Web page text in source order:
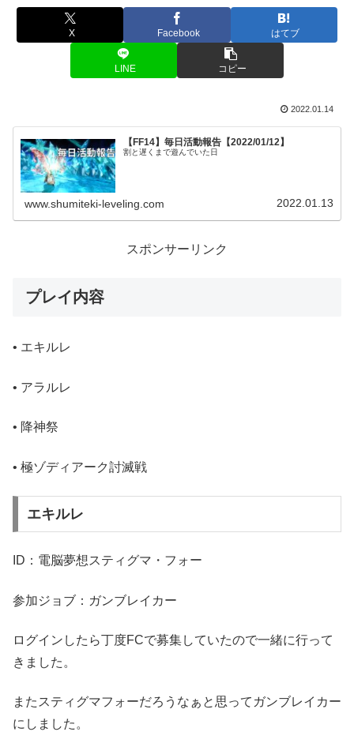
X Facebook はてブ
LINE コピー
2022.01.14
【FF14】毎日活動報告【2022/01/12】
割と遅くまで遊んでいた日
www.shumiteki-leveling.com 2022.01.13
スポンサーリンク
プレイ内容
• エキルレ
• アラルレ
• 降神祭
• 極ゾディアーク討滅戦
エキルレ
ID：電脳夢想スティグマ・フォー
参加ジョブ：ガンブレイカー
ログインしたら丁度FCで募集していたので一緒に行って
きました。
またスティグマフォーだろうなぁと思ってガンブレイカー
にしました。